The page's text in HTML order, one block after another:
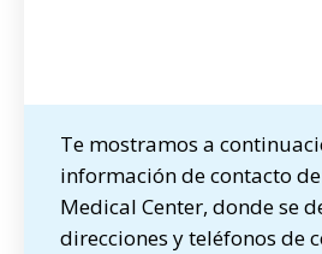
Te mostramos a
información de contacto
Medical Center, donde se
direcciones y teléfonos de